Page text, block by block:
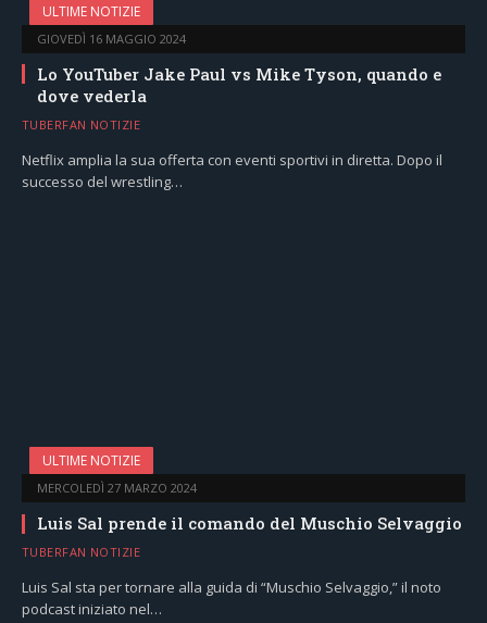
ULTIME NOTIZIE
GIOVEDÌ 16 MAGGIO 2024
Lo YouTuber Jake Paul vs Mike Tyson, quando e
dove vederla
TUBERFAN NOTIZIE
Netflix amplia la sua offerta con eventi sportivi in diretta. Dopo il
successo del wrestling…
ULTIME NOTIZIE
MERCOLEDÌ 27 MARZO 2024
Luis Sal prende il comando del Muschio Selvaggio
TUBERFAN NOTIZIE
Luis Sal sta per tornare alla guida di “Muschio Selvaggio,” il noto
podcast iniziato nel…